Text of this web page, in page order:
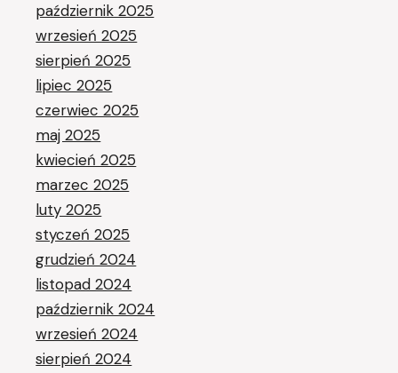
październik 2025
wrzesień 2025
sierpień 2025
lipiec 2025
czerwiec 2025
maj 2025
kwiecień 2025
marzec 2025
luty 2025
styczeń 2025
grudzień 2024
listopad 2024
październik 2024
wrzesień 2024
sierpień 2024